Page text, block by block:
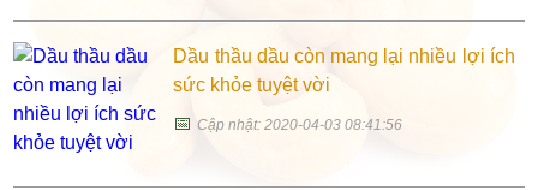
Dầu thầu dầu còn mang lại nhiều lợi ích
sức khỏe tuyệt vời
📅Cập nhật: 2020-04-03 08:41:56